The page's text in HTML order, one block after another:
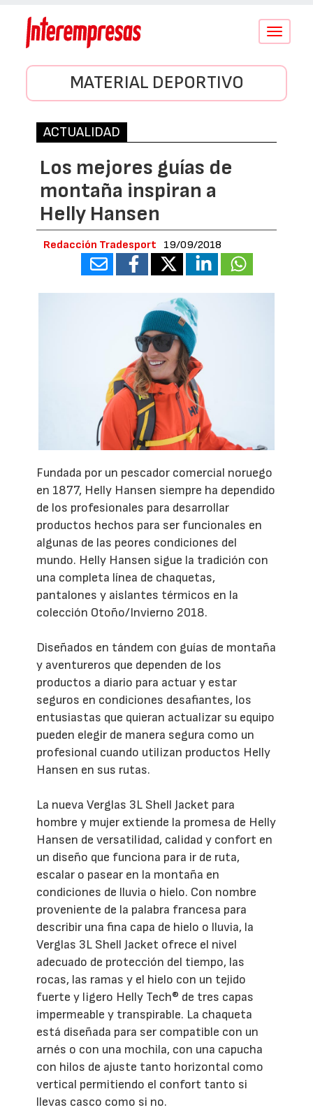
Conmutar
MATERIAL DEPORTIVO
ACTUALIDAD
Los mejores guías de
montaña inspiran a
Helly Hansen
Redacción Tradesport 19/09/2018
Fundada por un pescador comercial noruego
en 1877, Helly Hansen siempre ha dependido
de los profesionales para desarrollar
productos hechos para ser funcionales en
algunas de las peores condiciones del
mundo. Helly Hansen sigue la tradición con
una completa línea de chaquetas,
pantalones y aislantes térmicos en la
colección Otoño/Invierno 2018.
Diseñados en tándem con guías de montaña
y aventureros que dependen de los
productos a diario para actuar y estar
seguros en condiciones desafiantes, los
entusiastas que quieran actualizar su equipo
pueden elegir de manera segura como un
profesional cuando utilizan productos Helly
Hansen en sus rutas.
La nueva Verglas 3L Shell Jacket para
hombre y mujer extiende la promesa de Helly
Hansen de versatilidad, calidad y confort en
un diseño que funciona para ir de ruta,
escalar o pasear en la montaña en
condiciones de lluvia o hielo. Con nombre
proveniente de la palabra francesa para
describir una fina capa de hielo o lluvia, la
Verglas 3L Shell Jacket ofrece el nivel
adecuado de protección del tiempo, las
rocas, las ramas y el hielo con un tejido
fuerte y ligero Helly Tech® de tres capas
impermeable y transpirable. La chaqueta
está diseñada para ser compatible con un
arnés o con una mochila, con una capucha
con hilos de ajuste tanto horizontal como
vertical permitiendo el confort tanto si
llevas casco como si no.